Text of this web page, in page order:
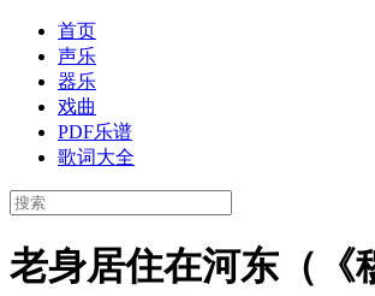
首页
声乐
器乐
戏曲
PDF乐谱
歌词大全
老身居住在河东（《